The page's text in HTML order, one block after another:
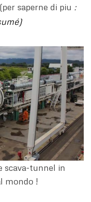
saperne di piu :
scava-tunnel in
mondo !